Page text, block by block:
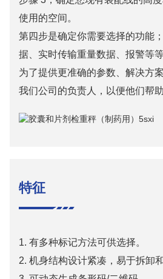
使用的空间。
第四步是确定你需要选择的功能
据、实时传输重量数据、报警等等
为了提供更准确的参数、解决方
我们公司的负责人，以便他们帮
特征
1. 有多种标记方法可供选择。
2. 机身结构设计紧凑，易于拆卸和